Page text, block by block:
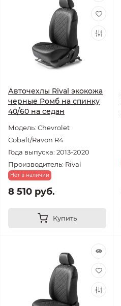
Авточехлы Rival экокожа
черные Ромб на спинку
40/60 на седан
Модель: Chevrolet
Cobalt/Ravon R4
Года выпуска: 2013-2020
Производитель: Rival
Нет в наличии
8 510 руб.
Купить